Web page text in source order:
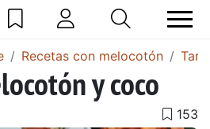
Recetas con melocotón
y coco